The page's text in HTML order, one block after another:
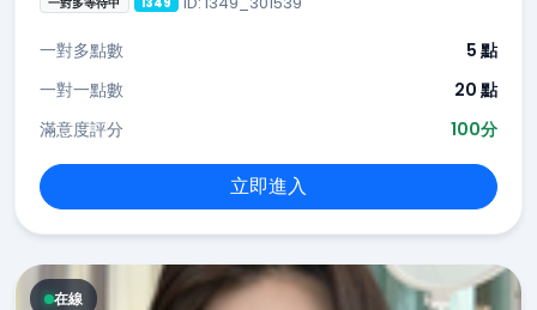
一對多點數
5 點
一對一點數
20 點
滿意度評分
100分
立即進入
在線